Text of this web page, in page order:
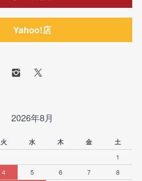
Yahoo!店
2026年8月
火 水 木 金
土
1
4 5 6 7
8